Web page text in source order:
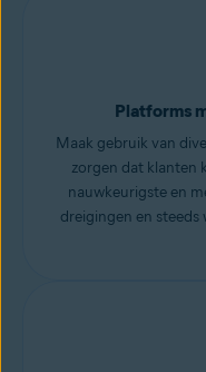
Platforms
Maak gebruik van
zorgen dat klanten
nauwkeurigste en
dreigingen en steeds